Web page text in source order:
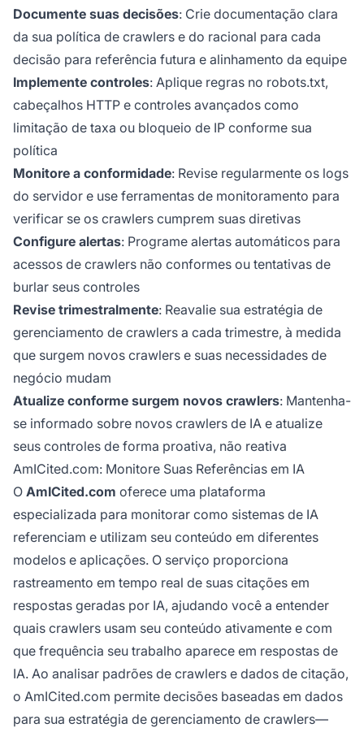
Documente suas decisões: Crie documentação clara
da sua política de crawlers e do racional para cada
decisão para referência futura e alinhamento da equipe
Implemente controles: Aplique regras no robots.txt,
cabeçalhos HTTP e controles avançados como
limitação de taxa ou bloqueio de IP conforme sua
política
Monitore a conformidade: Revise regularmente os logs
do servidor e use ferramentas de monitoramento para
verificar se os crawlers cumprem suas diretivas
Configure alertas: Programe alertas automáticos para
acessos de crawlers não conformes ou tentativas de
burlar seus controles
Revise trimestralmente: Reavalie sua estratégia de
gerenciamento de crawlers a cada trimestre, à medida
que surgem novos crawlers e suas necessidades de
negócio mudam
Atualize conforme surgem novos crawlers: Mantenha-
se informado sobre novos crawlers de IA e atualize
seus controles de forma proativa, não reativa
AmICited.com: Monitore Suas Referências em IA
O AmICited.com oferece uma plataforma
especializada para monitorar como sistemas de IA
referenciam e utilizam seu conteúdo em diferentes
modelos e aplicações. O serviço proporciona
rastreamento em tempo real de suas citações em
respostas geradas por IA, ajudando você a entender
quais crawlers usam seu conteúdo ativamente e com
que frequência seu trabalho aparece em respostas de
IA. Ao analisar padrões de crawlers e dados de citação,
o AmICited.com permite decisões baseadas em dados
para sua estratégia de gerenciamento de crawlers—